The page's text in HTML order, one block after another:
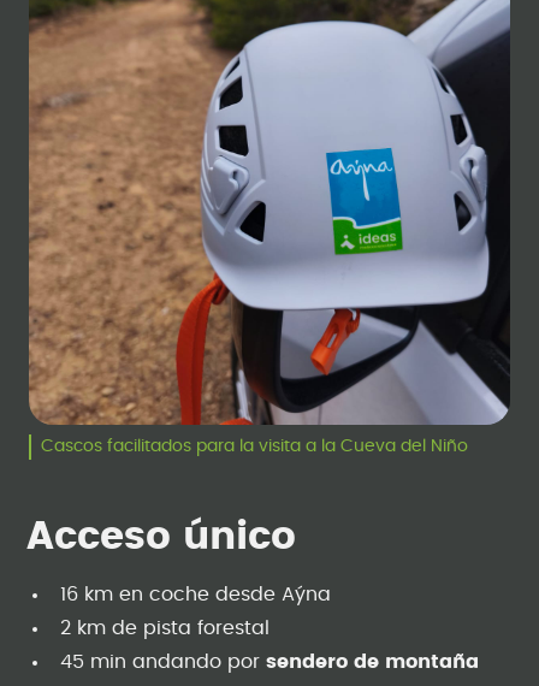
Cascos facilitados para la visita a la Cueva del Niño
Acceso único
16 km en coche desde Aýna
2 km de pista forestal
45 min andando porsendero de montaña